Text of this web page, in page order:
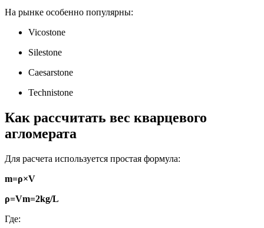
На рынке особенно популярны:
Vicostone
Silestone
Caesarstone
Technistone
Как рассчитать вес кварцевого
агломерата
Для расчета используется простая формула:
m=ρ×V
ρ=Vm​=2kg/L
Где: